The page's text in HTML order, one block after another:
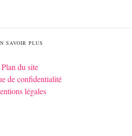
SAVOIR PLUS
Plan du site
de confidentialité
légales